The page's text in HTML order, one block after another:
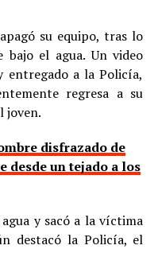
su equipo, tras lo
bajo el agua. Un video
entregado a la Policía,
regresa a su
joven.
disfrazado de
desde un tejado a los
y sacó a la víctima
destacó la Policía, el